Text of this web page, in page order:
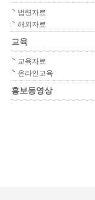
법령자료
해외자료
교육
교육자료
온라인교육
홍보동영상